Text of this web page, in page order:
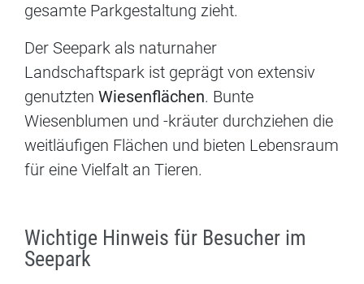
gesamte Parkgestaltung zieht.
Der Seepark als naturnaher
Landschaftspark ist geprägt von extensiv
genutzten Wiesenflächen. Bunte
Wiesenblumen und -kräuter durchziehen die
weitläufigen Flächen und bieten Lebensraum
für eine Vielfalt an Tieren.
Wichtige Hinweis für Besucher im
Seepark